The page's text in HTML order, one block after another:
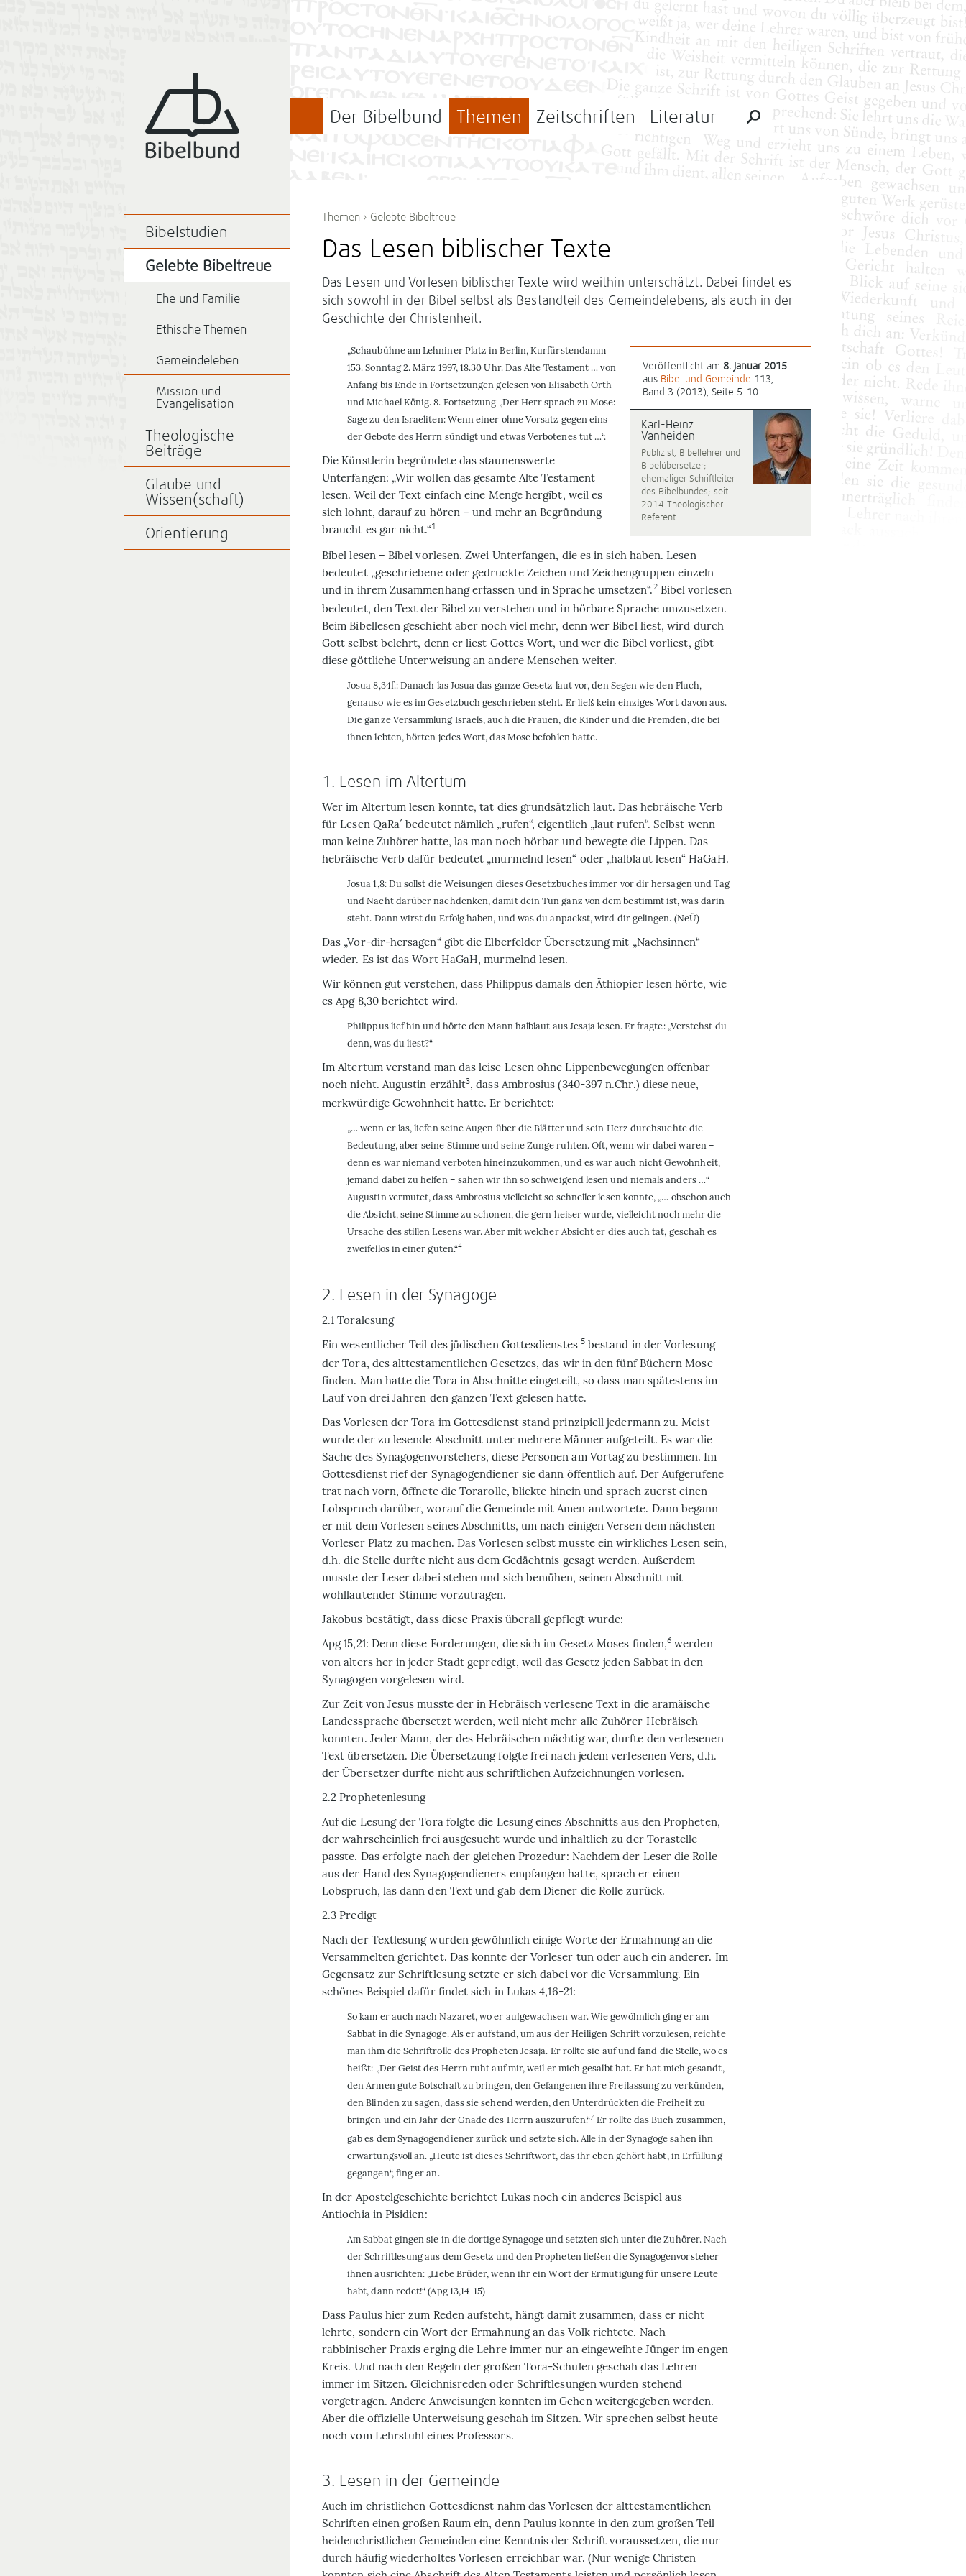
Der Bibelbund Themen Zeitschriften Literatur
Themen › Gelebte Bibeltreue
Das Lesen biblischer Texte
Das Lesen und Vorlesen biblischer Texte wird weithin unterschätzt. Dabei findet es
sich sowohl in der Bibel selbst als Bestandteil des Gemeindelebens, als auch in der
Geschichte der Christenheit.
Veröffentlicht am 8. Januar 2015
aus Bibel und Gemeinde 113,
Band 3 (2013), Seite 5-10
Karl-Heinz
Vanheiden
Publizist, Bibellehrer und
Bibelübersetzer;
ehemaliger Schriftleiter
des Bibelbundes; seit
2014 Theologischer
Referent.
„Schaubühne am Lehniner Platz in Berlin, Kurfürstendamm
153. Sonntag 2. März 1997, 18.30 Uhr. Das Alte Testament … von
Anfang bis Ende in Fortsetzungen gelesen von Elisabeth Orth
und Michael König. 8. Fortsetzung „Der Herr sprach zu Mose:
Sage zu den Israeliten: Wenn einer ohne Vorsatz gegen eins
der Gebote des Herrn sündigt und etwas Verbotenes tut …“.
Die Künstlerin begründete das staunenswerte
Unterfangen: „Wir wollen das gesamte Alte Testament
lesen. Weil der Text einfach eine Menge hergibt, weil es
sich lohnt, darauf zu hören – und mehr an Begründung
braucht es gar nicht.“1
Bibel lesen – Bibel vorlesen. Zwei Unter­fangen, die es in sich haben. Lesen
bedeutet „geschriebene oder gedruckte Zeichen und Zeichen­gruppen einzeln
und in ihrem Zusammenhang erfassen und in Sprache umsetzen“. 2Bibel vorlesen
bedeutet, den Text der Bibel zu verstehen und in hörbare Sprache umzusetzen.
Beim Bibellesen geschieht aber noch viel mehr, denn wer Bibel liest, wird durch
Gott selbst belehrt, denn er liest Gottes Wort, und wer die Bibel vorliest, gibt
diese göttliche Unterweisung an andere Menschen weiter.
Josua 8,34f.: Danach las Josua das ganze Gesetz laut vor, den Segen wie den Fluch,
genauso wie es im Gesetzbuch geschrieben steht. Er ließ kein einziges Wort davon aus.
Die ganze Versammlung Israels, auch die Frauen, die Kinder und die Fremden, die bei
ihnen lebten, hörten jedes Wort, das Mose befohlen hatte.
1. Lesen im Altertum
Wer im Altertum lesen konnte, tat dies grundsätzlich laut. Das hebräische Verb
für Lesen QaRa´ bedeutet nämlich „rufen“, eigentlich „laut rufen“. Selbst wenn
man keine Zuhörer hatte, las man noch hörbar und bewegte die Lippen. Das
hebräische Verb dafür bedeutet „murmelnd lesen“ oder „halblaut lesen“HaGaH.
Josua 1,8: Du sollst die Weisungen dieses Gesetzbuches immer vor dir hersagen und Tag
und Nacht darüber nachdenken, damit dein Tun ganz von dem bestimmt ist, was darin
steht. Dann wirst du Erfolg haben, und was du anpackst, wird dir gelingen. (NeÜ)
Das „Vor-dir-hersagen“ gibt die Elberfelder Übersetzung mit „Nachsinnen“
wieder. Es ist das Wort HaGaH, murmelnd lesen.
Wir können gut verstehen, dass Philippus damals den Äthiopier lesen hörte, wie
es Apg 8,30 berichtet wird.
Philippus lief hin und hörte den Mann halblaut aus Jesaja lesen. Er fragte: „Verstehst du
denn, was du liest?“
Im Altertum verstand man das leise Lesen ohne Lippen­bewegungen offenbar
noch nicht. Augustin erzählt3, dass Ambrosius (340-397 n.Chr.) diese neue,
merkwürdige Gewohnheit hatte. Er berichtet:
„… wenn er las, liefen seine Augen über die Blätter und sein Herz durchsuchte die
Bedeutung, aber seine Stimme und seine Zunge ruhten. Oft, wenn wir dabei waren –
denn es war niemand verboten hineinzukommen, und es war auch nicht Gewohnheit,
jemand dabei zu helfen – sahen wir ihn so schweigend lesen und niemals anders …“
Augustin vermutet, dass Ambrosius vielleicht so schneller lesen konnte, „… obschon auch
die Absicht, seine Stimme zu schonen, die gern heiser wurde, vielleicht noch mehr die
Ursache des stillen Lesens war. Aber mit welcher Absicht er dies auch tat, geschah es
zweifellos in einer guten.“4
2. Lesen in der Synagoge
2.1 Toralesung
Ein wesentlicher Teil des jüdischen Gottes­dienstes 5 bestand in der Vorlesung
der Tora, des alttestamentlichen Gesetzes, das wir in den fünf Büchern Mose
finden. Man hatte die Tora in Abschnitte eingeteilt, so dass man spätestens im
Lauf von drei Jahren den ganzen Text gelesen hatte.
Das Vorlesen der Tora im Gottes­dienst stand prinzipiell jedermann zu. Meist
wurde der zu lesende Ab­schnitt unter mehrere Männer aufgeteilt. Es war die
Sache des Synagogen­vorstehers, diese Personen am Vortag zu bestimmen. Im
Gottesdienst rief der Synagogendiener sie dann öffentlich auf. Der Aufgerufene
trat nach vorn, öffnete die Torarolle, blickte hinein und sprach zuerst einen
Lobspruch darüber, worauf die Gemeinde mit Amen antwortete. Dann begann
er mit dem Vorlesen seines Abschnitts, um nach einigen Versen dem nächsten
Vorleser Platz zu machen. Das Vorlesen selbst musste ein wirkliches Lesen sein,
d.h. die Stelle durfte nicht aus dem Gedächtnis gesagt werden. Außerdem
musste der Leser dabei stehen und sich bemühen, seinen Abschnitt mit
wohllautender Stimme vorzutragen.
Jakobus bestätigt, dass diese Praxis überall gepflegt wurde:
Apg 15,21: Denn diese Forderungen, die sich im Gesetz Moses finden,6 werden
von alters her in jeder Stadt gepredigt, weil das Gesetz jeden Sabbat in den
Synagogen vorgelesen wird.
Zur Zeit von Jesus musste der in Hebrä­isch verlesene Text in die aramäische
Landessprache übersetzt werden, weil nicht mehr alle Zuhörer Hebräisch
konnten. Jeder Mann, der des Hebräischen mächtig war, durfte den verlesenen
Text übersetzen. Die Übersetzung folgte frei nach jedem verlesenen Vers, d.h.
der Übersetzer durfte nicht aus schriftlichen Aufzeichnungen vorlesen.
2.2 Prophetenlesung
Auf die Lesung der Tora folgte die Lesung eines Abschnitts aus den Propheten,
der wahrscheinlich frei ausgesucht wurde und inhaltlich zu der Torastelle
passte. Das erfolgte nach der gleichen Prozedur: Nachdem der Leser die Rolle
aus der Hand des Synagogendieners empfangen hatte, sprach er einen
Lobspruch, las dann den Text und gab dem Diener die Rolle zurück.
2.3 Predigt
Nach der Textlesung wurden gewöhnlich einige Worte der Ermahnung an die
Versammelten gerichtet. Das konnte der Vorleser tun oder auch ein anderer. Im
Gegensatz zur Schriftlesung setzte er sich dabei vor die Versammlung. Ein
schönes Beispiel dafür findet sich in Lukas 4,16-21:
So kam er auch nach Nazaret, wo er aufgewachsen war. Wie gewöhnlich ging er am
Sabbat in die Synagoge. Als er aufstand, um aus der Heiligen Schrift vorzulesen, reichte
man ihm die Schriftrolle des Propheten Jesaja. Er rollte sie auf und fand die Stelle, wo es
heißt: „Der Geist des Herrn ruht auf mir, weil er mich gesalbt hat. Er hat mich gesandt,
den Armen gute Botschaft zu bringen, den Gefangenen ihre Freilassung zu verkünden,
den Blinden zu sagen, dass sie sehend werden, den Unterdrückten die Freiheit zu
bringen und ein Jahr der Gnade des Herrn auszurufen.“7 Er rollte das Buch zusammen,
gab es dem Synagogendiener zurück und setzte sich. Alle in der Synagoge sahen ihn
erwartungsvoll an. „Heute ist dieses Schriftwort, das ihr eben gehört habt, in Erfüllung
gegangen“, fing er an.
In der Apostelgeschichte berichtet Lukas noch ein anderes Beispiel aus
Antiochia in Pisidien:
Am Sabbat gingen sie in die dortige Synagoge und setzten sich unter die Zuhörer. Nach
der Schriftlesung aus dem Gesetz und den Propheten ließen die Synagogenvorsteher
ihnen ausrichten: „Liebe Brüder, wenn ihr ein Wort der Ermutigung für unsere Leute
habt, dann redet!“ (Apg 13,14-15)
Dass Paulus hier zum Reden aufsteht, hängt damit zusammen, dass er nicht
lehrte, sondern ein Wort der Ermahnung an das Volk richtete. Nach
rabbinischer Praxis erging die Lehre immer nur an eingeweihte Jünger im engen
Kreis. Und nach den Regeln der großen Tora-Schulen geschah das Lehren
immer im Sitzen. Gleichnisreden oder Schriftlesungen wurden stehend
vorgetragen. Andere Anweisungen konnten im Gehen weitergegeben werden.
Aber die offizielle Unterweisung geschah im Sitzen. Wir sprechen selbst heute
noch vom Lehrstuhl eines Professors.
3. Lesen in der Gemeinde
Auch im christlichen Gottesdienst nahm das Vorlesen der alttestamentlichen
Schriften einen großen Raum ein, denn Paulus konnte in den zum großen Teil
heidenchristlichen Gemeinden eine Kenntnis der Schrift voraussetzen, die nur
durch häufig wiederholtes Vorlesen erreichbar war. (Nur wenige Christen
Bibelstudien
Gelebte Bibeltreue
Ehe und Familie
Ethische Themen
Gemeindeleben
Mission und
Evangelisation
Theologische
Beiträge
Glaube und
Wissen(schaft)
Orientierung